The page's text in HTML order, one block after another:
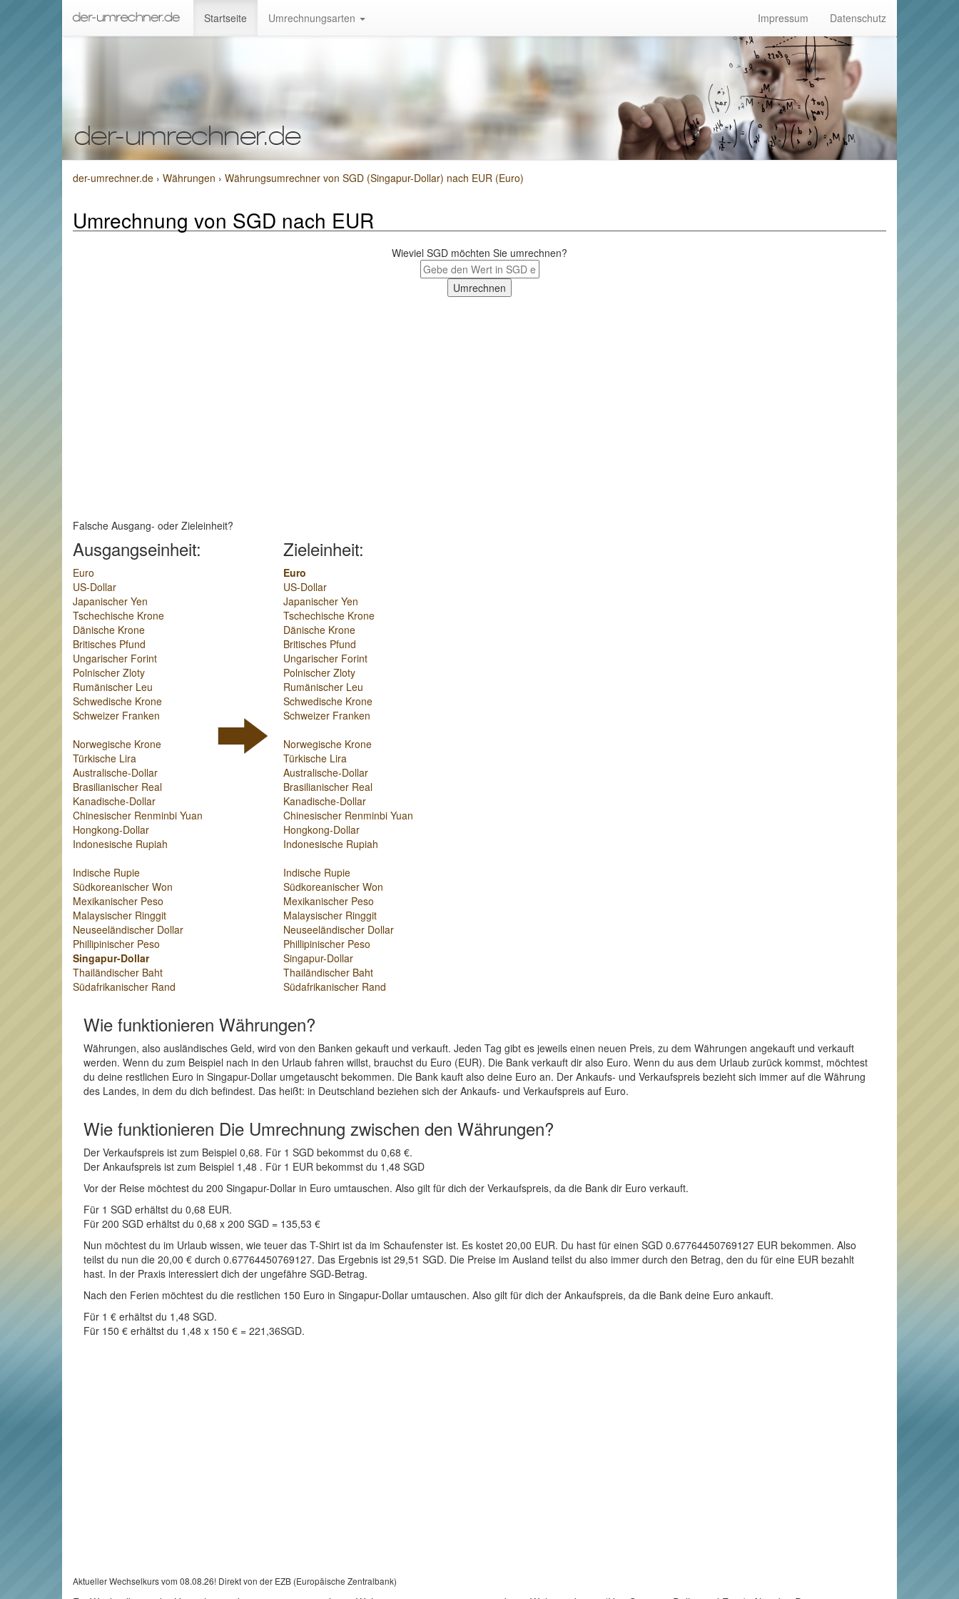
Startseite Umrechnungsarten Impressum Datenschutz
der-umrechner.de › Währungen › Währungsumrechner von SGD (Singapur-Dollar) nach EUR (Euro)
Umrechnung von SGD nach EUR
Wieviel SGD möchten Sie umrechnen?
Falsche Ausgang- oder Zieleinheit?
Ausgangseinheit:
Euro
US-Dollar
Japanischer Yen
Tschechische Krone
Dänische Krone
Britisches Pfund
Ungarischer Forint
Polnischer Zloty
Rumänischer Leu
Schwedische Krone
Schweizer Franken
Norwegische Krone
Türkische Lira
Australische-Dollar
Brasilianischer Real
Kanadische-Dollar
Chinesischer Renminbi Yuan
Hongkong-Dollar
Indonesische Rupiah
Indische Rupie
Südkoreanischer Won
Mexikanischer Peso
Malaysischer Ringgit
Neuseeländischer Dollar
Phillipinischer Peso
Singapur-Dollar
Thailändischer Baht
Südafrikanischer Rand
Zieleinheit:
Euro
US-Dollar
Japanischer Yen
Tschechische Krone
Dänische Krone
Britisches Pfund
Ungarischer Forint
Polnischer Zloty
Rumänischer Leu
Schwedische Krone
Schweizer Franken
Norwegische Krone
Türkische Lira
Australische-Dollar
Brasilianischer Real
Kanadische-Dollar
Chinesischer Renminbi Yuan
Hongkong-Dollar
Indonesische Rupiah
Indische Rupie
Südkoreanischer Won
Mexikanischer Peso
Malaysischer Ringgit
Neuseeländischer Dollar
Phillipinischer Peso
Singapur-Dollar
Thailändischer Baht
Südafrikanischer Rand
Wie funktionieren Währungen?
Währungen, also ausländisches Geld, wird von den Banken gekauft und verkauft. Jeden Tag gibt es jeweils einen neuen Preis, zu dem Währungen angekauft und verkauft
werden. Wenn du zum Beispiel nach in den Urlaub fahren willst, brauchst du Euro (EUR). Die Bank verkauft dir also Euro. Wenn du aus dem Urlaub zurück kommst, möchtest
du deine restlichen Euro in Singapur-Dollar umgetauscht bekommen. Die Bank kauft also deine Euro an. Der Ankaufs- und Verkaufspreis bezieht sich immer auf die Währung
des Landes, in dem du dich befindest. Das heißt: in Deutschland beziehen sich der Ankaufs- und Verkaufspreis auf Euro.
Wie funktionieren Die Umrechnung zwischen den Währungen?
Der Verkaufspreis ist zum Beispiel 0,68. Für 1 SGD bekommst du 0,68 €.
Der Ankaufspreis ist zum Beispiel 1,48 . Für 1 EUR bekommst du 1,48 SGD
Vor der Reise möchtest du 200 Singapur-Dollar in Euro umtauschen. Also gilt für dich der Verkaufspreis, da die Bank dir Euro verkauft.
Für 1 SGD erhältst du 0,68 EUR.
Für 200 SGD erhältst du 0,68 x 200 SGD = 135,53 €
Nun möchtest du im Urlaub wissen, wie teuer das T-Shirt ist da im Schaufenster ist. Es kostet 20,00 EUR. Du hast für einen SGD 0.67764450769127 EUR bekommen. Also
teilst du nun die 20,00 € durch 0.67764450769127. Das Ergebnis ist 29,51 SGD. Die Preise im Ausland teilst du also immer durch den Betrag, den du für eine EUR bezahlt
hast. In der Praxis interessiert dich der ungefähre SGD-Betrag.
Nach den Ferien möchtest du die restlichen 150 Euro in Singapur-Dollar umtauschen. Also gilt für dich der Ankaufspreis, da die Bank deine Euro ankauft.
Für 1 € erhältst du 1,48 SGD.
Für 150 € erhältst du 1,48 x 150 € = 221,36SGD.
Aktueller Wechselkurs vom 08.08.26! Direkt von der EZB (Europäische Zentralbank)